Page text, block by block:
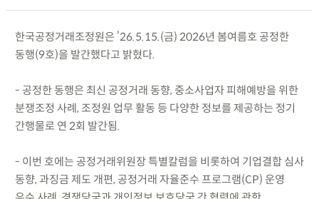
한국공정거래조정원은 ’26.5.15.(금) 2026년 봄여름호 공정한
동행(9호)을 발간했다고 밝혔다.
- 공정한 동행은 최신 공정거래 동향, 중소사업자 피해예방을 위한
분쟁조정 사례, 조정원 업무 활동 등 다양한 정보를 제공하는 정기
간행물로 연 2회 발간됨.
- 이번 호에는 공정거래위원장 특별칼럼을 비롯하여 기업결합 심사
동향, 과징금 제도 개편, 공정거래 자율준수 프로그램(CP) 운영